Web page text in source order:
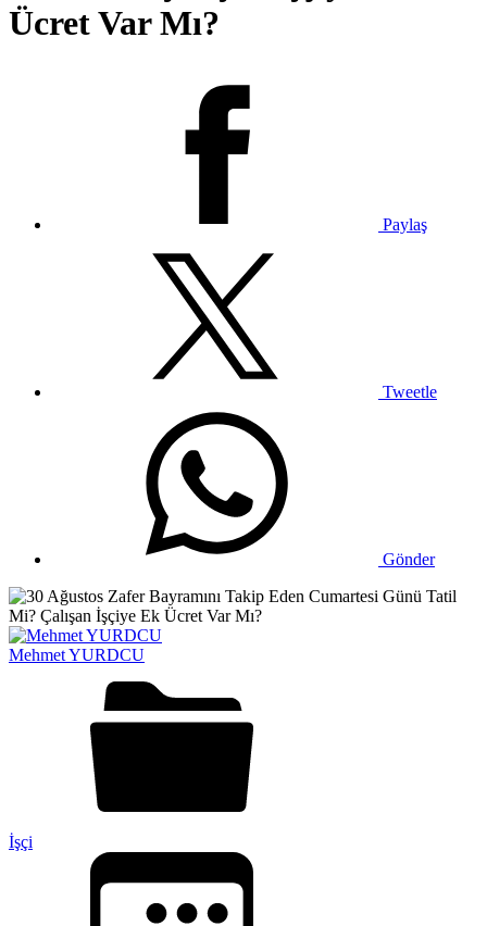
Ücret Var Mı?
Paylaş
Tweetle
Gönder
Mehmet YURDCU
İşçi